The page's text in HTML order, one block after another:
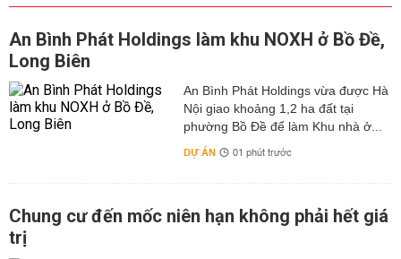
An Bình Phát Holdings làm khu NOXH ở Bồ Đề,
Long Biên
An Bình Phát Holdings vừa được Hà
Nội giao khoảng 1,2 ha đất tại
phường Bồ Đề để làm Khu nhà ở...
DỰ ÁN 01 phút trước
Chung cư đến mốc niên hạn không phải hết giá
trị